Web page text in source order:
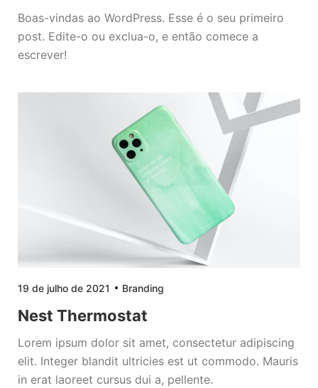
Boas-vindas ao WordPress. Esse é o seu primeiro
post. Edite-o ou exclua-o, e então comece a
escrever!
19 de julho de 2021 Branding
Nest Thermostat
Lorem ipsum dolor sit amet, consectetur adipiscing
elit. Integer blandit ultricies est ut commodo. Mauris
in erat laoreet cursus dui a, pellente.